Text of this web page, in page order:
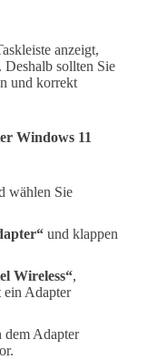
anzeigt,
sollten Sie
und korrekt
Windows 11
wählen Sie
und klappen
Wireless“,
ein Adapter
dem Adapter